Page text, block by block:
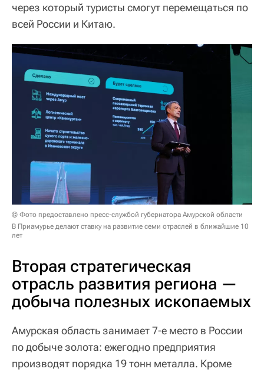
через который туристы смогут перемещаться по
всей России и Китаю.
© Фото предоставлено пресс-службой губернатора Амурской области
В Приамурье делают ставку на развитие семи отраслей в ближайшие 10
лет
Вторая стратегическая
отрасль развития региона —
добыча полезных ископаемых
Амурская область занимает 7-е место в России
по добыче золота: ежегодно предприятия
производят порядка 19 тонн металла. Кроме